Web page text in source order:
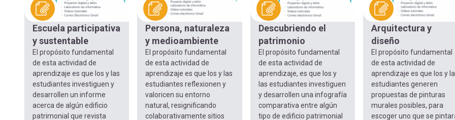
Escuela participativa
y sustentable
El propósito fundamental
de esta actividad de
aprendizaje es que los y las
estudiantes investiguen y
desarrollen un informe
acerca de algún edificio
patrimonial que revista
Persona, naturaleza
y medioambiente
El propósito fundamental
de esta actividad de
aprendizaje es que los y las
estudiantes reflexionen y
valoricen su entorno
natural, resignificando
colaborativamente sitios
Descubriendo el
patrimonio
El propósito fundamental
de esta actividad de
aprendizaje, es que los y
las estudiantes investiguen
y desarrollen una infografía
comparativa entre algún
tipo de edificio patrimonial
Arquitectura y
diseño
El propósito fundamental
de esta actividad de
aprendizaje es que los y
estudiantes generen
propuestas de pinturas
murales posibles, para
escoger uno que se